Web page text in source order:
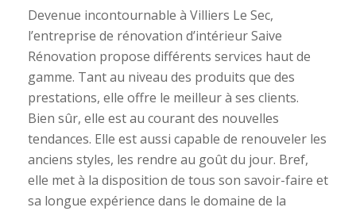
Devenue incontournable à Villiers Le Sec,
l’entreprise de rénovation d’intérieur Saive
Rénovation propose différents services haut de
gamme. Tant au niveau des produits que des
prestations, elle offre le meilleur à ses clients.
Bien sûr, elle est au courant des nouvelles
tendances. Elle est aussi capable de renouveler les
anciens styles, les rendre au goût du jour. Bref,
elle met à la disposition de tous son savoir-faire et
sa longue expérience dans le domaine de la